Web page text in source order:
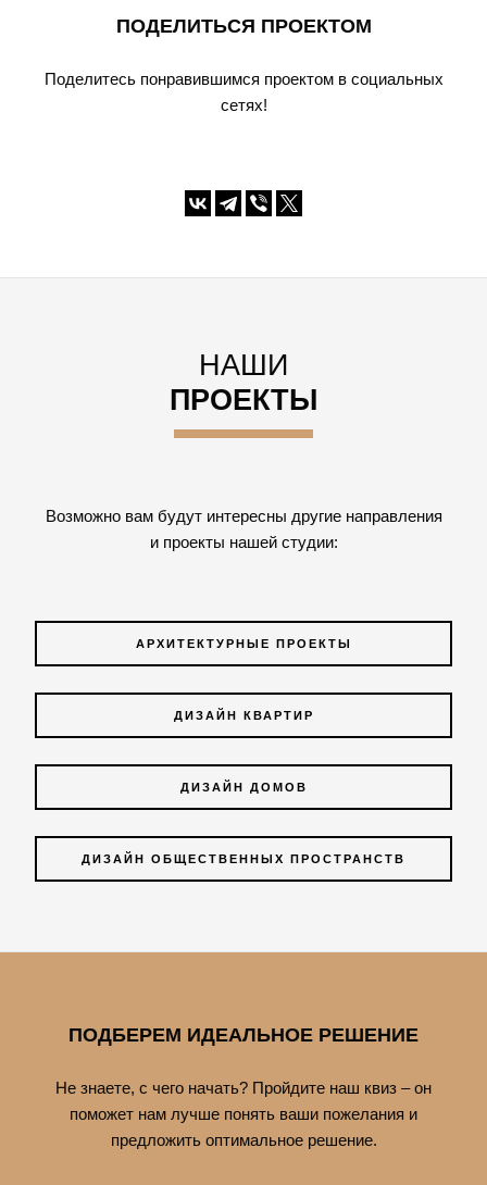
ПОДЕЛИТЬСЯ ПРОЕКТОМ
Поделитесь понравившимся проектом в социальных
сетях!
НАШИ
ПРОЕКТЫ
Возможно вам будут интересны другие направления
и проекты нашей студии:
АРХИТЕКТУРНЫЕ ПРОЕКТЫ
ДИЗАЙН КВАРТИР
ДИЗАЙН ДОМОВ
ДИЗАЙН ОБЩЕСТВЕННЫХ ПРОСТРАНСТВ
ПОДБЕРЕМ ИДЕАЛЬНОЕ РЕШЕНИЕ
Не знаете, с чего начать? Пройдите наш квиз – он
поможет нам лучше понять ваши пожелания и
предложить оптимальное решение.